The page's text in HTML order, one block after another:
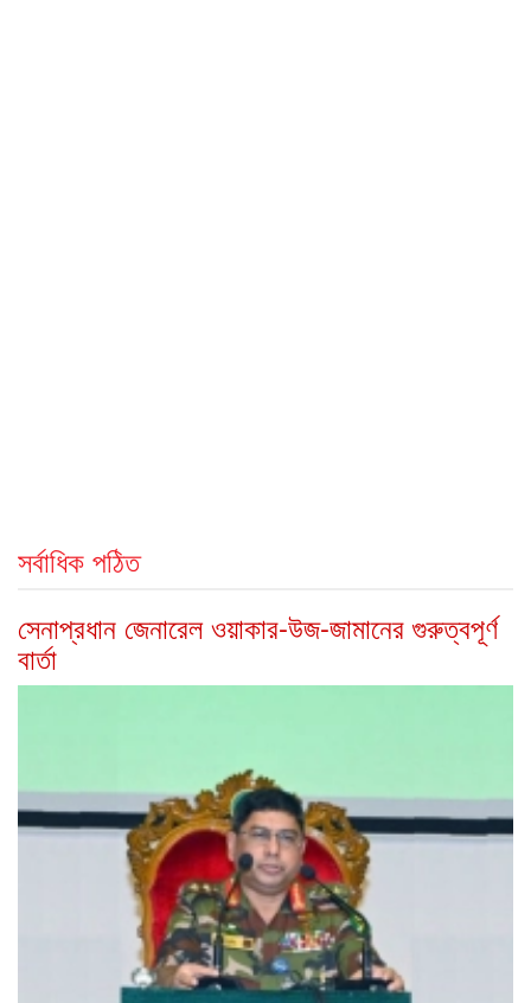
সর্বাধিক পঠিত
সেনাপ্রধান জেনারেল ওয়াকার-উজ-জামানের গুরুত্বপূর্ণ
বার্তা